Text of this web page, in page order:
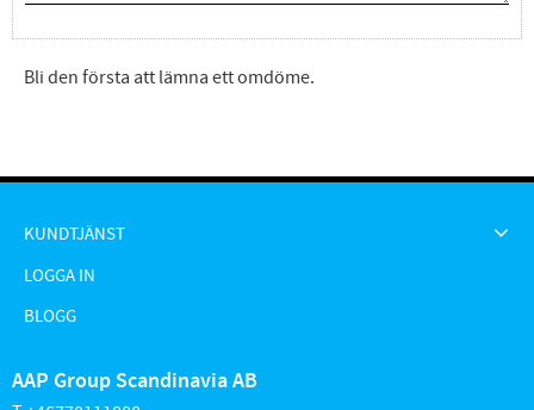
Bli den första att lämna ett omdöme.
KUNDTJÄNST
LOGGA IN
BLOGG
AAP Group Scandinavia AB